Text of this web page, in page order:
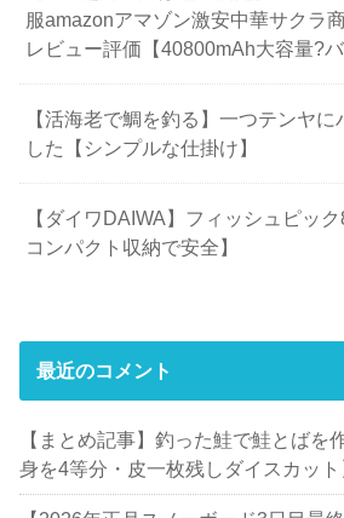
服amazonアマゾン激安中華サクラ
レビュー評価【40800mAh大容量?バ
【活海老で鯛を釣る】一つテンヤに
した【シンプルな仕掛け】
【ダイワDAIWA】フィッシュピッ
コンパクト収納で安全】
最近のコメント
【まとめ記事】釣った鮭で鮭とばを
身を4等分・皮一枚残しダイスカット